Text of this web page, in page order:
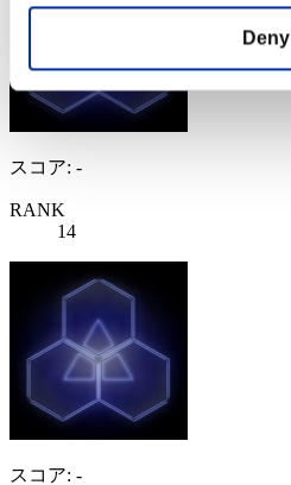
Deny
スコア: -
RANK
14
スコア: -